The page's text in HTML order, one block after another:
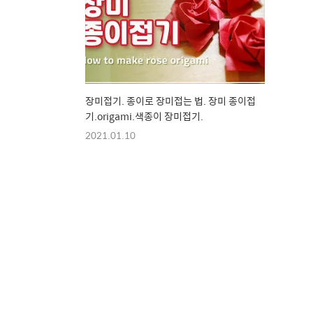
장미접기. 종이로 장미접는 법. 장미 종이접
기.origami.색종이 장미접기.
2021.01.10